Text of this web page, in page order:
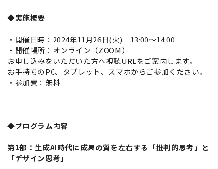
◆実施概要
・開催日時：2024年11月26日(火) 13:00～14:00
・開催場所：オンライン（ZOOM）
お申し込みをいただいた方へ視聴URLをご案内します。
お手持ちのPC、タブレット、スマホからご参加ください。
・参加費：無料
◆プログラム内容
第1部：生成AI時代に成果の質を左右する「批判的思考」と
「デザイン思考」